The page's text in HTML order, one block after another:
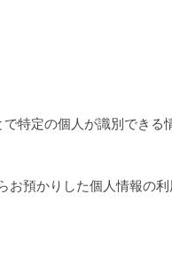
特定の個人が識別できる
お預かりした個人情報の利